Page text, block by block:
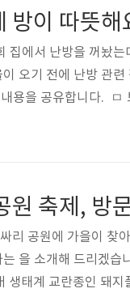
집에서 난방을 꺼놨
오기 전에 난방 관
용을 공유합니다. ㅁ
요) 1. 모든 방들을
축제, 방
리 공원에 가을이 찾
을 소개해 드리겠습
생태계 교란종인 돼